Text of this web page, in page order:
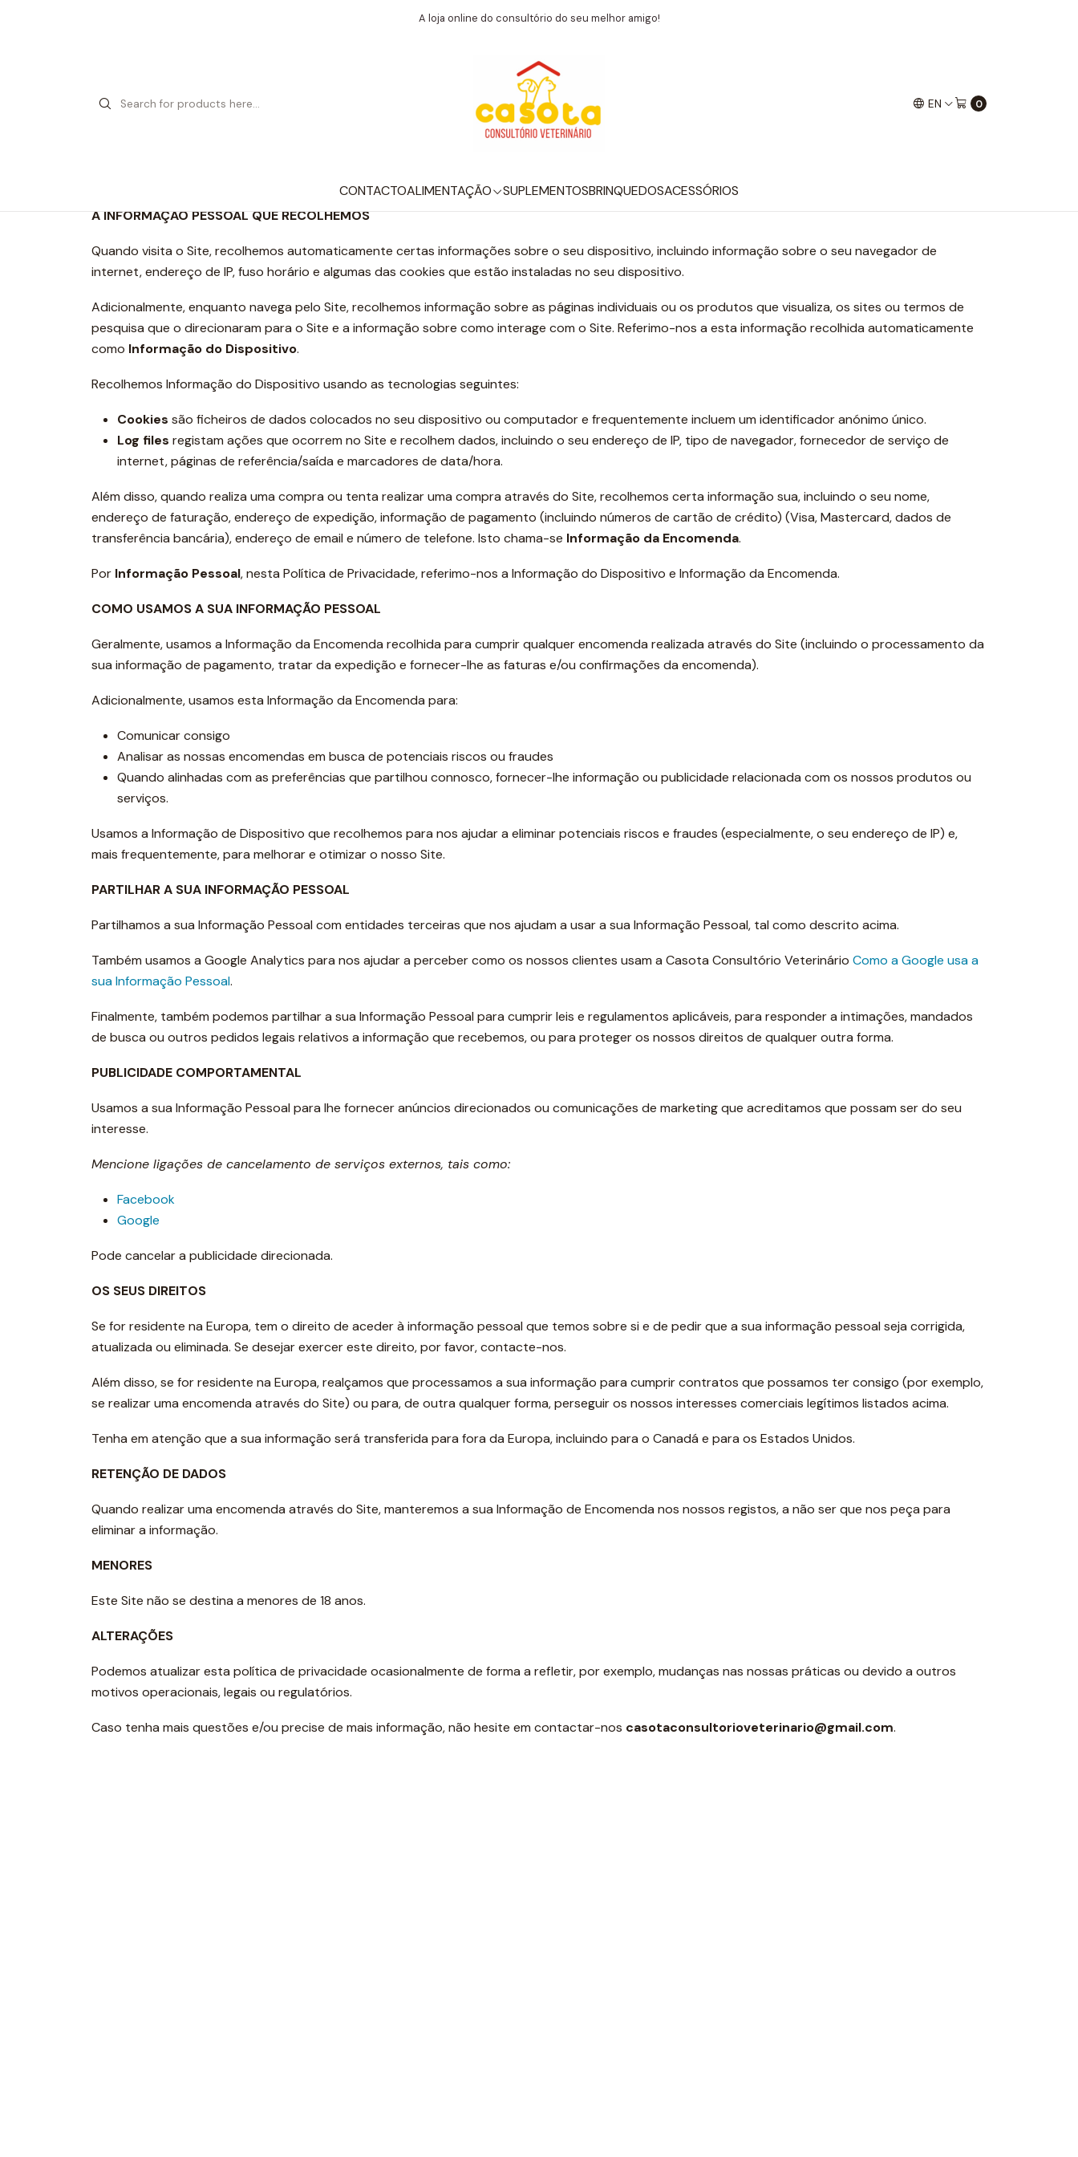
EN 0
CONTACTOALIMENTAÇÃO SUPLEMENTOSBRINQUEDOSACESSÓRIOS
A loja online do consultório do seu melhor amigo!
Home Política de Privacidade
Política de Privacidade
A INFORMAÇÃO PESSOAL QUE RECOLHEMOS
Quando visita o Site, recolhemos automaticamente certas informações sobre o seu dispositivo, incluindo informação sobre o seu navegador de
internet, endereço de IP, fuso horário e algumas das cookies que estão instaladas no seu dispositivo.
Adicionalmente, enquanto navega pelo Site, recolhemos informação sobre as páginas individuais ou os produtos que visualiza, os sites ou termos de
pesquisa que o direcionaram para o Site e a informação sobre como interage com o Site. Referimo-nos a esta informação recolhida automaticamente
como Informação do Dispositivo.
Recolhemos Informação do Dispositivo usando as tecnologias seguintes:
Cookies são ficheiros de dados colocados no seu dispositivo ou computador e frequentemente incluem um identificador anónimo único.
Log files registam ações que ocorrem no Site e recolhem dados, incluindo o seu endereço de IP, tipo de navegador, fornecedor de serviço de
internet, páginas de referência/saída e marcadores de data/hora.
Além disso, quando realiza uma compra ou tenta realizar uma compra através do Site, recolhemos certa informação sua, incluindo o seu nome,
endereço de faturação, endereço de expedição, informação de pagamento (incluindo números de cartão de crédito) (Visa, Mastercard, dados de
transferência bancária), endereço de email e número de telefone. Isto chama-se Informação da Encomenda.
Por Informação Pessoal, nesta Política de Privacidade, referimo-nos a Informação do Dispositivo e Informação da Encomenda.
COMO USAMOS A SUA INFORMAÇÃO PESSOAL
Geralmente, usamos a Informação da Encomenda recolhida para cumprir qualquer encomenda realizada através do Site (incluindo o processamento da
sua informação de pagamento, tratar da expedição e fornecer-lhe as faturas e/ou confirmações da encomenda).
Adicionalmente, usamos esta Informação da Encomenda para:
Comunicar consigo
Analisar as nossas encomendas em busca de potenciais riscos ou fraudes
Quando alinhadas com as preferências que partilhou connosco, fornecer-lhe informação ou publicidade relacionada com os nossos produtos ou
serviços.
Usamos a Informação de Dispositivo que recolhemos para nos ajudar a eliminar potenciais riscos e fraudes (especialmente, o seu endereço de IP) e,
mais frequentemente, para melhorar e otimizar o nosso Site.
PARTILHAR A SUA INFORMAÇÃO PESSOAL
Partilhamos a sua Informação Pessoal com entidades terceiras que nos ajudam a usar a sua Informação Pessoal, tal como descrito acima.
Também usamos a Google Analytics para nos ajudar a perceber como os nossos clientes usam a Casota Consultório Veterinário Como a Google usa a
sua Informação Pessoal.
Finalmente, também podemos partilhar a sua Informação Pessoal para cumprir leis e regulamentos aplicáveis, para responder a intimações, mandados
de busca ou outros pedidos legais relativos a informação que recebemos, ou para proteger os nossos direitos de qualquer outra forma.
PUBLICIDADE COMPORTAMENTAL
Usamos a sua Informação Pessoal para lhe fornecer anúncios direcionados ou comunicações de marketing que acreditamos que possam ser do seu
interesse.
Mencione ligações de cancelamento de serviços externos, tais como:
Facebook
Google
Pode cancelar a publicidade direcionada.
OS SEUS DIREITOS
Se for residente na Europa, tem o direito de aceder à informação pessoal que temos sobre si e de pedir que a sua informação pessoal seja corrigida,
atualizada ou eliminada. Se desejar exercer este direito, por favor, contacte-nos.
Além disso, se for residente na Europa, realçamos que processamos a sua informação para cumprir contratos que possamos ter consigo (por exemplo,
se realizar uma encomenda através do Site) ou para, de outra qualquer forma, perseguir os nossos interesses comerciais legítimos listados acima.
Tenha em atenção que a sua informação será transferida para fora da Europa, incluindo para o Canadá e para os Estados Unidos.
RETENÇÃO DE DADOS
Quando realizar uma encomenda através do Site, manteremos a sua Informação de Encomenda nos nossos registos, a não ser que nos peça para
eliminar a informação.
MENORES
Este Site não se destina a menores de 18 anos.
ALTERAÇÕES
Podemos atualizar esta política de privacidade ocasionalmente de forma a refletir, por exemplo, mudanças nas nossas práticas ou devido a outros
motivos operacionais, legais ou regulatórios.
Caso tenha mais questões e/ou precise de mais informação, não hesite em contactar-nos casotaconsultorioveterinario@gmail.com.